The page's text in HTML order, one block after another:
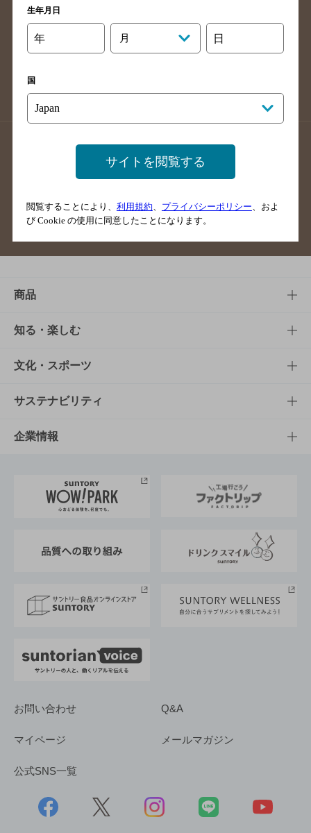
高知県のバー検索
長崎県のバー検索
佐賀県のバー検索
大分県のバー検索
熊本県のバー検索
沖縄県のバー検索
店舗登録方法のご案内
店舗情報更新方法のご案内
掲載店舗様ログイン
ご意見・ご感想
商品
商品TOP
商品一覧
商品発売情報
栄養成分一覧
知る・楽しむ
知る・楽しむTOP
キャンペーン
工場見学
地域情報
文化・スポーツ
文化・スポーツTOP
サントリーホール
サントリーサンバーズ大阪
サステナビリティ
サステナビリティTOP
サントリーが考えるサステナビリティ経営
企業情報
企業概要
採用情報
お問い合わせ Q&A
マイページ メールマガジン
公式SNS一覧
生年月日
年 月 日
国
サイトを閲覧する
閲覧することにより、 利用規約 プライバシーポリシー 、およ
び Cookie の使用に同意したことになります。